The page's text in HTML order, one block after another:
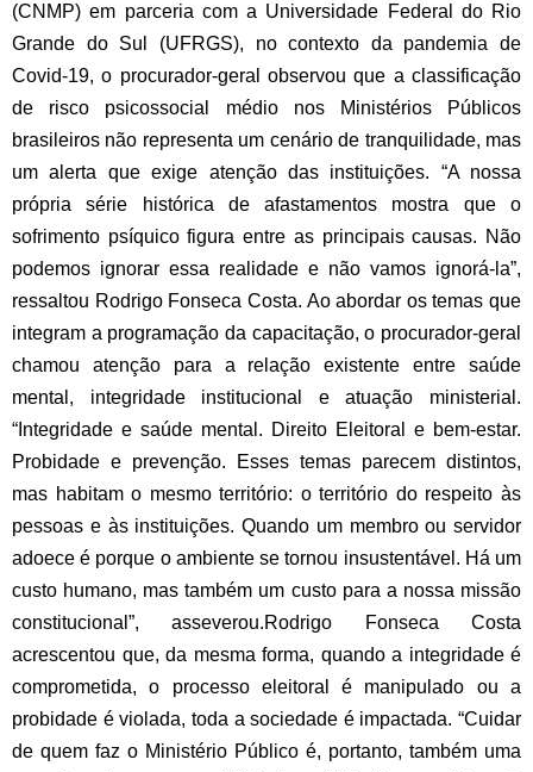
(CNMP) em parceria com a Universidade Federal do Rio
Grande do Sul (UFRGS), no contexto da pandemia de
Covid-19, o procurador-geral observou que a classificação
de risco psicossocial médio nos Ministérios Públicos
brasileiros não representa um cenário de tranquilidade, mas
um alerta que exige atenção das instituições. “A nossa
própria série histórica de afastamentos mostra que o
sofrimento psíquico figura entre as principais causas. Não
podemos ignorar essa realidade e não vamos ignorá-la”,
ressaltou Rodrigo Fonseca Costa. Ao abordar os temas que
integram a programação da capacitação, o procurador-geral
chamou atenção para a relação existente entre saúde
mental, integridade institucional e atuação ministerial.
“Integridade e saúde mental. Direito Eleitoral e bem-estar.
Probidade e prevenção. Esses temas parecem distintos,
mas habitam o mesmo território: o território do respeito às
pessoas e às instituições. Quando um membro ou servidor
adoece é porque o ambiente se tornou insustentável. Há um
custo humano, mas também um custo para a nossa missão
constitucional”, asseverou.Rodrigo Fonseca Costa
acrescentou que, da mesma forma, quando a integridade é
comprometida, o processo eleitoral é manipulado ou a
probidade é violada, toda a sociedade é impactada. “Cuidar
de quem faz o Ministério Público é, portanto, também uma